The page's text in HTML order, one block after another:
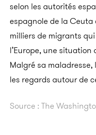
selon les autorités
espagnole de la
milliers de migrants
l’Europe, une
Malgré sa
les regards autour de
Source : The